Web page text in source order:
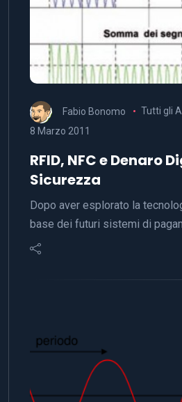
Fabio Bonomo
Tutti gli
8 Marzo 2011
RFID, NFC e Denaro
Sicurezza
Dopo aver esplorato la
base dei futuri sistemi di